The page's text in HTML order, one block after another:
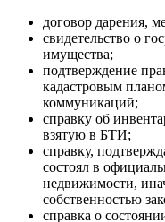
договор дарения,
свидетельство о
имущества;
подтверждение
кадастровым
коммуникаций;
справку об
взятую в БТИ;
справку,
состоял в
недвижимости,
собственностью
справка о